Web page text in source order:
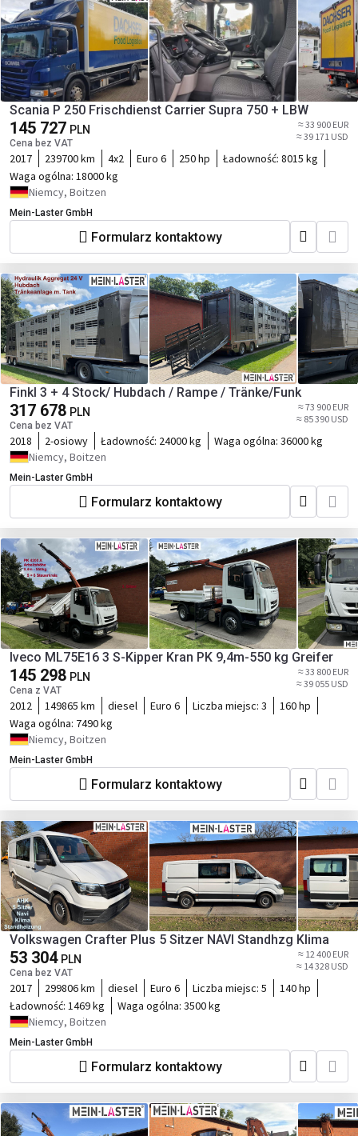
Scania P 250 Frischdienst Carrier Supra 750 + LBW
145 727 PLN
Cena bez VAT
≈ 33 900 EUR
≈ 39 171 USD
2017 239700 km 4x2 Euro 6 250 hp Ładowność: 8015 kg
Waga ogólna: 18000 kg
Niemcy, Boitzen
Mein-Laster GmbH
Formularz kontaktowy
Finkl 3 + 4 Stock/ Hubdach / Rampe / Tränke/Funk
317 678 PLN
Cena bez VAT
≈ 73 900 EUR
≈ 85 390 USD
2018 2-osiowy Ładowność: 24000 kg Waga ogólna: 36000 kg
Niemcy, Boitzen
Mein-Laster GmbH
Formularz kontaktowy
Iveco ML75E16 3 S-Kipper Kran PK 9,4m-550 kg Greifer
145 298 PLN
Cena z VAT
≈ 33 800 EUR
≈ 39 055 USD
2012 149865 km diesel Euro 6 Liczba miejsc: 3
160 hp
Waga ogólna: 7490 kg
Niemcy, Boitzen
Mein-Laster GmbH
Formularz kontaktowy
Volkswagen Crafter Plus 5 Sitzer NAVI Standhzg Klima
53 304 PLN
Cena bez VAT
≈ 12 400 EUR
≈ 14 328 USD
2017 299806 km diesel Euro 6 Liczba miejsc: 5
140 hp
Ładowność: 1469 kg Waga ogólna: 3500 kg
Niemcy, Boitzen
Mein-Laster GmbH
Formularz kontaktowy